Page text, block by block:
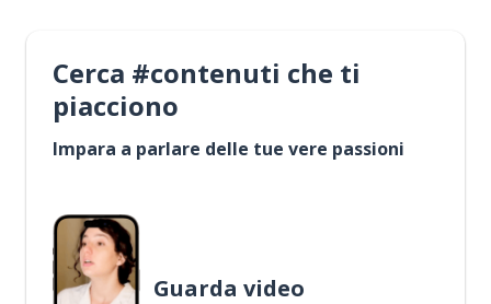
Cerca #contenuti che ti
piacciono
Impara a parlare delle tue vere passioni
Guarda video